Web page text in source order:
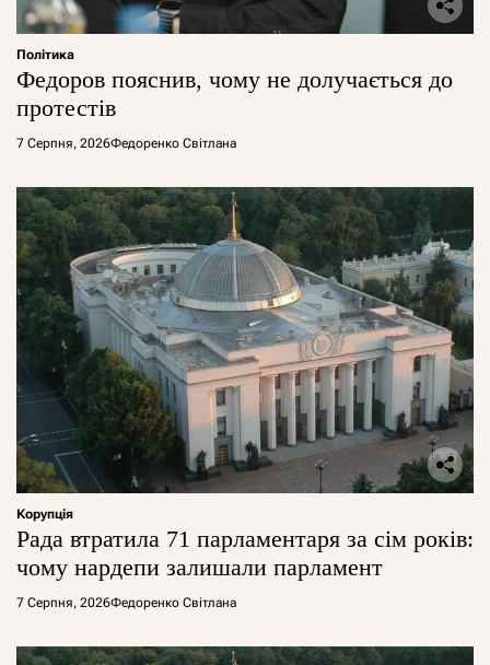
Політика
Федоров пояснив, чому не долучається до
протестів
7 Серпня, 2026Федоренко Світлана
Корупція
Рада втратила 71 парламентаря за сім років:
чому нардепи залишали парламент
7 Серпня, 2026Федоренко Світлана